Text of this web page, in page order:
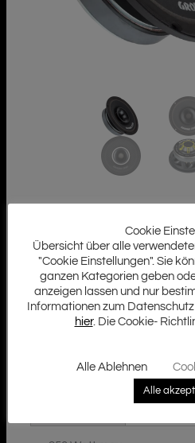
Cookie
Übersicht über alle
"Cookie Einstellungen". Sie
ganzen Kategorien geben
anzeigen lassen und nur
Informationen zum
hier. Die Cookie-
Alle Ablehnen
Alle